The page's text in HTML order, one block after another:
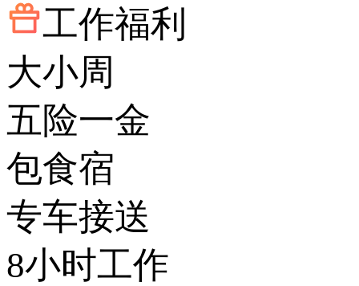
工作福利
大小周
五险一金
包食宿
专车接送
8小时工作